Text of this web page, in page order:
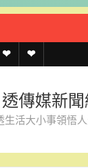
聯
我
官
LINE
透傳媒新
生活大小事領悟